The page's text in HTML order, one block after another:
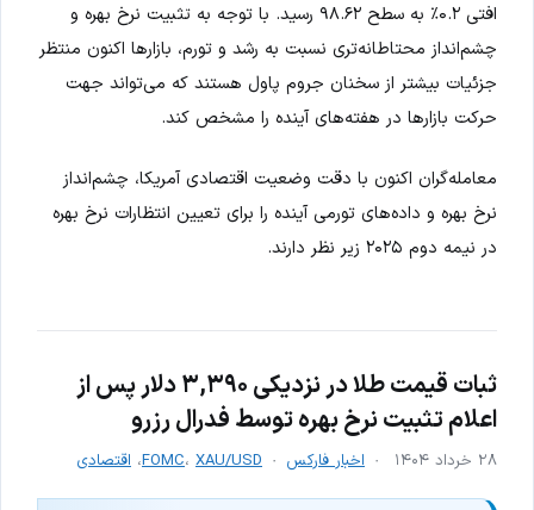
افتی ۰.۲٪ به سطح ۹۸.۶۲ رسید. با توجه به تثبیت نرخ بهره و
چشم‌انداز محتاطانه‌تری نسبت به رشد و تورم، بازارها اکنون منتظر
جزئیات بیشتر از سخنان جروم پاول هستند که می‌تواند جهت
حرکت بازارها در هفته‌های آینده را مشخص کند.
معامله‌گران اکنون با دقت وضعیت اقتصادی آمریکا، چشم‌انداز
نرخ بهره و داده‌های تورمی آینده را برای تعیین انتظارات نرخ بهره
در نیمه دوم ۲۰۲۵ زیر نظر دارند.
ثبات قیمت طلا در نزدیکی ۳,۳۹۰ دلار پس از
اعلام تثبیت نرخ بهره توسط فدرال رزرو
۲۸ خرداد ۱۴۰۴ اخبار فارکس FOMC، XAU/USD ، اقتصادی